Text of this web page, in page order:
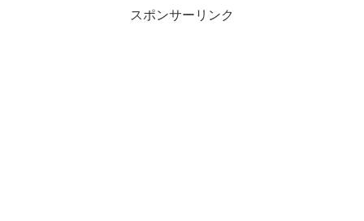
スポンサーリンク